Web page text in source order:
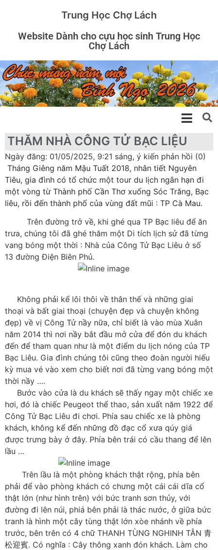
Trung Học Chợ Lách
Website Dành cho cựu học sinh Trung Học
Chợ Lách
THĂM NHÀ CÔNG TỬ BẠC LIỆU
Ngày đăng: 01/05/2025, 9:21 sáng, ý kiến phản hồi (0)
Tháng Giêng năm Mậu Tuất 2018, nhân tiết Nguyên
Tiêu, gia đình có tổ chức một tour du lịch ngắn hạn đi
một vòng từ Thành phố Cần Thơ xuống Sóc Trăng, Bạc
liêu, rồi đến thành phố của vùng đất mũi : TP Cà Mau.
Trên đường trở về, khi ghé qua TP Bạc liêu để ăn
trưa, chúng tôi đã ghé thăm một Di tích lịch sử đã từng
vang bóng một thời : Nhà của Công Tử Bạc Liêu ở số
13 đường Điện Biên Phủ.
Không phải kể lôi thôi về thân thế và những giai
thoại và bất giai thoại (chuyện đẹp và chuyện không
đẹp) về vị Công Tử nầy nữa, chỉ biết là vào mùa Xuân
năm 2014 thì nơi nầy bắt đầu mở cửa để đón du khách
đến để tham quan như là một điểm du lịch nóng của TP
Bạc Liêu. Gia đình chúng tôi cũng theo đoàn người hiếu
kỳ mua vé vào xem cho biết nơi đã từng vang bóng một
thời nầy ….
Bước vào cửa là du khách sẽ thấy ngay một chiếc xe
hơi, đó là chiếc Peugeot thể thao, sản xuất năm 1922 để
Công Tử Bạc Liêu đi chơi. Phía sau chiếc xe là phòng
khách, không kể đến những đồ đạc cổ xưa qúy giá
được trưng bày ở đây. Phía bên trái có cầu thang để lên
lầu …
Trên lầu là một phòng khách thật rộng, phía bên
phải để vào phòng khách có chưng một cái cái dĩa cổ
thật lớn (như hình trên) với bức tranh sơn thủy, với
đường đi lên núi, phiá bên phải là thác nước, ở giữa bức
tranh là hình một cây tùng thật lớn xòe nhánh về phía
trước, bên trên có 4 chữ THANH TÙNG NGHINH TÂN 青
松迎賓. Có nghĩa : Cây thông xanh đón khách. Làm cho